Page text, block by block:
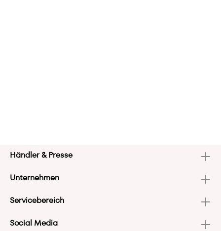
Händler & Presse
Unternehmen
Servicebereich
Social Media